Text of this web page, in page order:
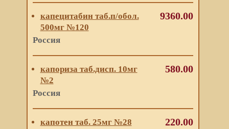
капецитабин таб.п/обол.
500мг №120
Россия
9360.00
капориза таб.дисп. 10мг
№2
Россия
580.00
капотен таб. 25мг №28
220.00